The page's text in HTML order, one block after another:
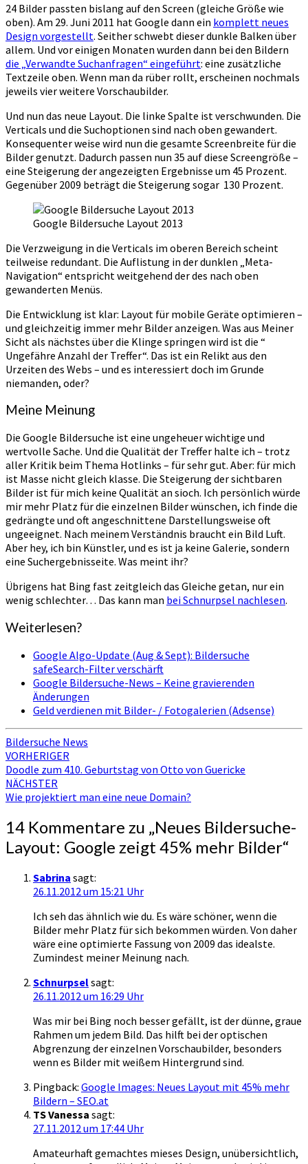
24 Bilder passten bislang auf den Screen (gleiche Größe wie
oben). Am 29. Juni 2011 hat Google dann ein komplett neues
Design vorgestellt. Seither schwebt dieser dunkle Balken über
allem. Und vor einigen Monaten wurden dann bei den Bildern
die „Verwandte Suchanfragen“ eingeführt: eine zusätzliche
Textzeile oben. Wenn man da rüber rollt, erscheinen nochmals
jeweils vier weitere Vorschaubilder.
Und nun das neue Layout. Die linke Spalte ist verschwunden. Die
Verticals und die Suchoptionen sind nach oben gewandert.
Konsequenter weise wird nun die gesamte Screenbreite für die
Bilder genutzt. Dadurch passen nun 35 auf diese Screengröße –
eine Steigerung der angezeigten Ergebnisse um 45 Prozent.
Gegenüber 2009 beträgt die Steigerung sogar 130 Prozent.
Google Bildersuche Layout 2013
Die Verzweigung in die Verticals im oberen Bereich scheint
teilweise redundant. Die Auflistung in der dunklen „Meta-
Navigation“ entspricht weitgehend der des nach oben
gewanderten Menüs.
Die Entwicklung ist klar: Layout für mobile Geräte optimieren –
und gleichzeitig immer mehr Bilder anzeigen. Was aus Meiner
Sicht als nächstes über die Klinge springen wird ist die “
Ungefähre Anzahl der Treffer“. Das ist ein Relikt aus den
Urzeiten des Webs – und es interessiert doch im Grunde
niemanden, oder?
Meine Meinung
Die Google Bildersuche ist eine ungeheuer wichtige und
wertvolle Sache. Und die Qualität der Treffer halte ich – trotz
aller Kritik beim Thema Hotlinks – für sehr gut. Aber: für mich
ist Masse nicht gleich klasse. Die Steigerung der sichtbaren
Bilder ist für mich keine Qualität an sioch. Ich persönlich würde
mir mehr Platz für die einzelnen Bilder wünschen, ich finde die
gedrängte und oft angeschnittene Darstellungsweise oft
ungeeignet. Nach meinem Verständnis braucht ein Bild Luft.
Aber hey, ich bin Künstler, und es ist ja keine Galerie, sondern
eine Suchergebnisseite. Was meint ihr?
Übrigens hat Bing fast zeitgleich das Gleiche getan, nur ein
wenig schlechter… Das kann man bei Schnurpsel nachlesen.
Weiterlesen?
Google Algo-Update (Aug & Sept): Bildersuche
safeSearch-Filter verschärft
Google Bildersuche-News – Keine gravierenden
Änderungen
Geld verdienen mit Bilder- / Fotogalerien (Adsense)
Bildersuche News
Beitragsnavigation
VORHERIGER
Doodle zum 410. Geburtstag von Otto von Guericke
NÄCHSTER
Wie projektiert man eine neue Domain?
14 Kommentare zu „Neues Bildersuche-
Layout: Google zeigt 45% mehr Bilder“
Sabrina sagt:
26.11.2012 um 15:21 Uhr
Ich seh das ähnlich wie du. Es wäre schöner, wenn die
Bilder mehr Platz für sich bekommen würden. Von daher
wäre eine optimierte Fassung von 2009 das idealste.
Zumindest meiner Meinung nach.
Schnurpselsagt:
26.11.2012 um 16:29 Uhr
Was mir bei Bing noch besser gefällt, ist der dünne, graue
Rahmen um jedem Bild. Das hilft bei der optischen
Abgrenzung der einzelnen Vorschaubilder, besonders
wenn es Bilder mit weißem Hintergrund sind.
Pingback: Google Images: Neues Layout mit 45% mehr
Bildern – SEO.at
TS Vanessa sagt:
27.11.2012 um 17:44 Uhr
Amateurhaft gemachtes mieses Design, unübersichtlich,